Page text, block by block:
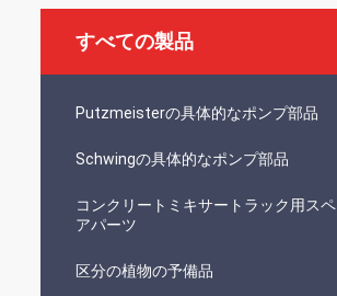
すべての製品
Putzmeisterの具体的なポンプ部品
Schwingの具体的なポンプ部品
コンクリートミキサートラック用スペ
アパーツ
区分の植物の予備品